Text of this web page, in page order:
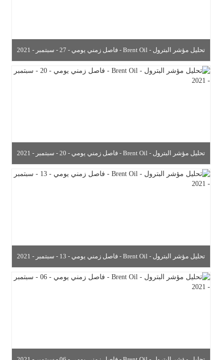
تحليل مؤشر البترول - Brent Oil - فاصل زمني يومي - 27 - سبتمبر - 2021
تحليل مؤشر البترول - Brent Oil - فاصل زمني يومي - 20 - سبتمبر - 2021
تحليل مؤشر البترول - Brent Oil - فاصل زمني يومي - 13 - سبتمبر - 2021